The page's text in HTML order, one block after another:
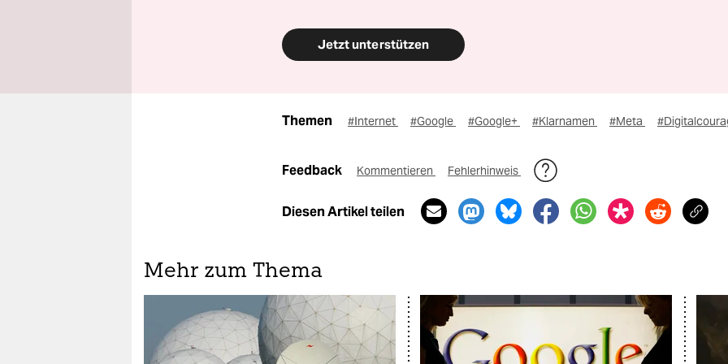
Jetzt unterstützen
Themen #Internet #Google #Google+ #Klarnamen #Meta
Feedback Kommentieren Fehlerhinweis
Diesen Artikel teilen
Mehr zum Thema